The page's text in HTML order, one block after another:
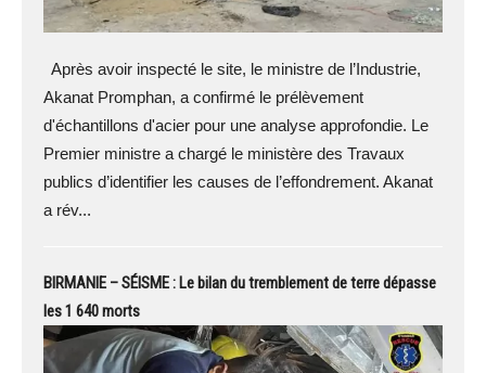
Après avoir inspecté le site, le ministre de l’Industrie,
Akanat Promphan, a confirmé le prélèvement
d'échantillons d'acier pour une analyse approfondie. Le
Premier ministre a chargé le ministère des Travaux
publics d’identifier les causes de l’effondrement. Akanat
a rév...
BIRMANIE – SÉISME : Le bilan du tremblement de terre dépasse
les 1 640 morts